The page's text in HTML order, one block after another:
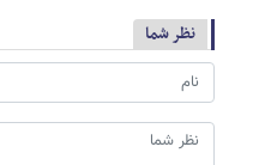
نظر شما